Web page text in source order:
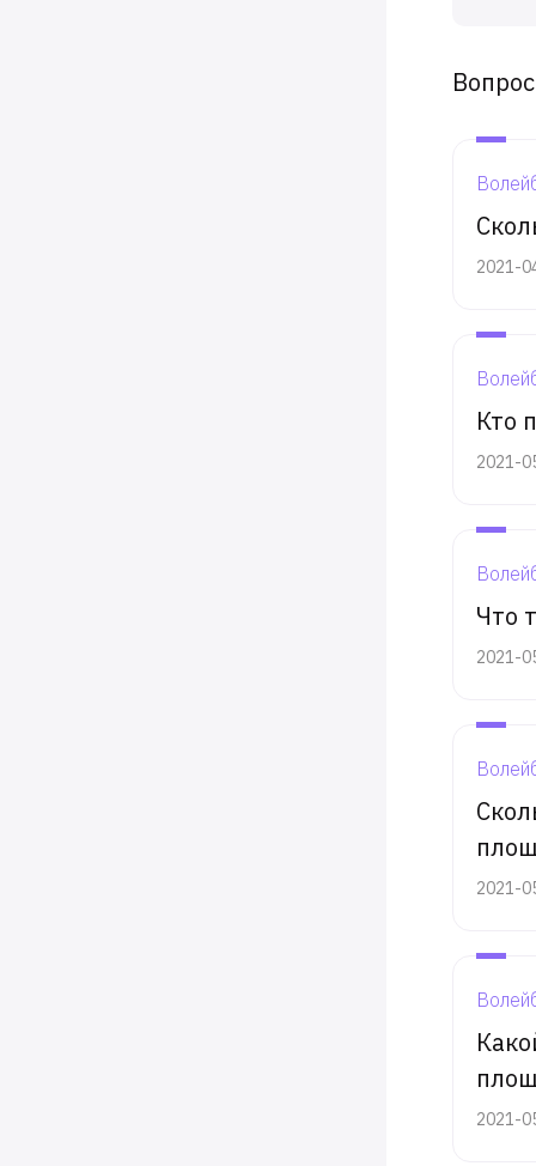
2021-
Кто
2021-
Что
2021-
2021-
2021-